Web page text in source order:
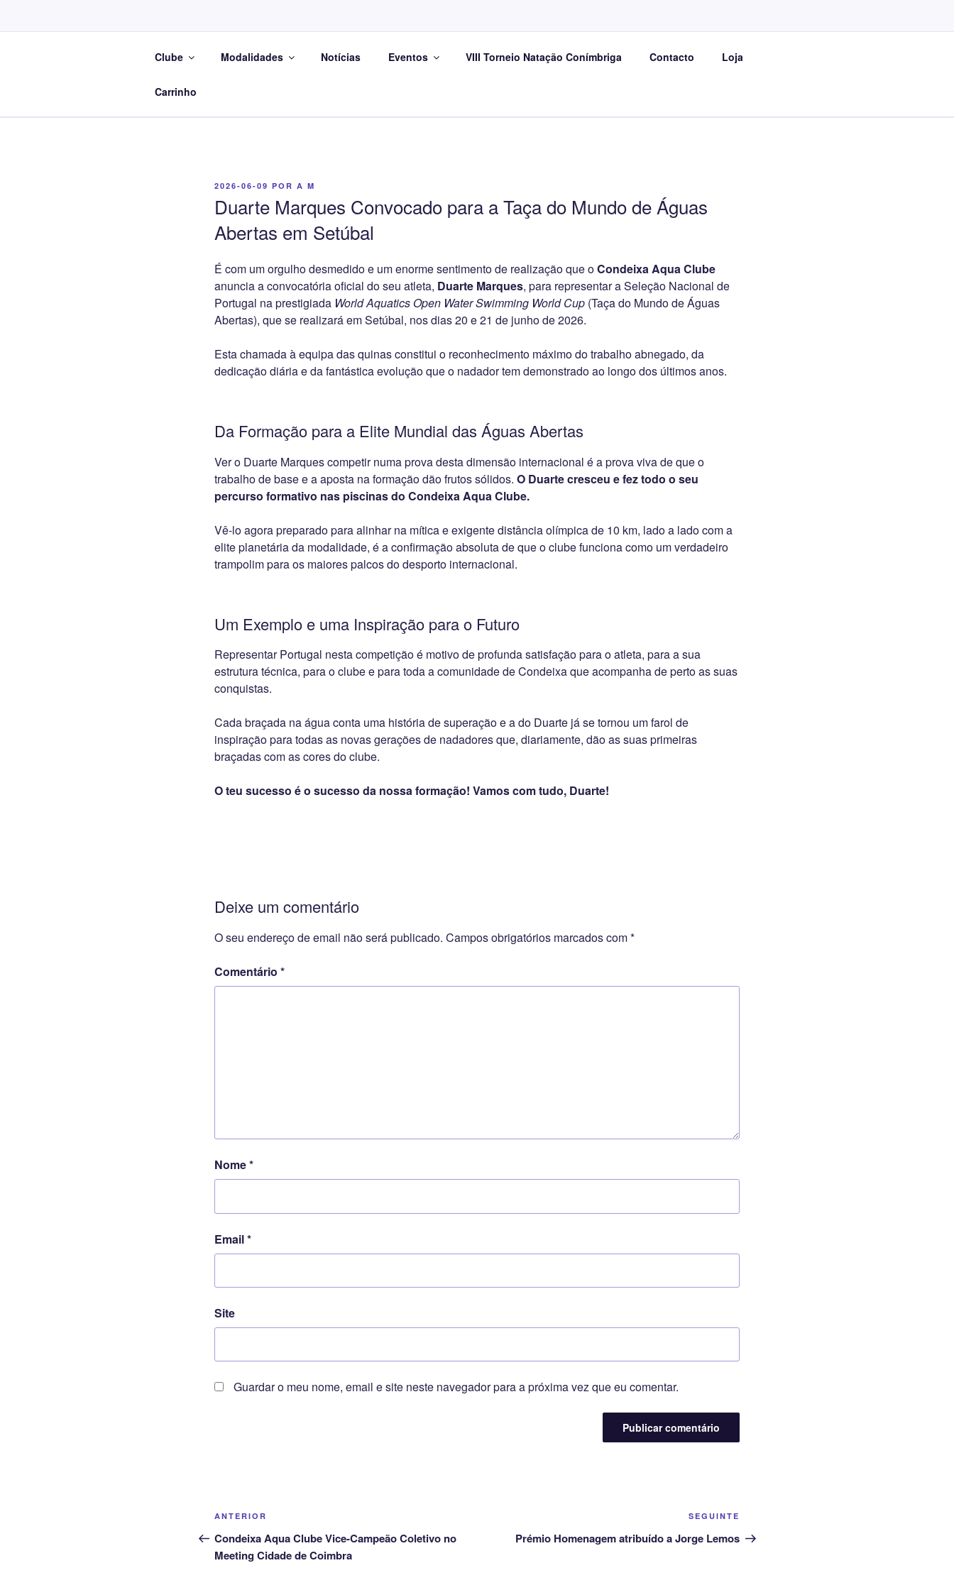
CONDEIXA AQUA CLUBE
Clube Modalidades Notícias Eventos VIII Torneio Natação Conímbriga Contacto Loja
Carrinho
PUBLICADO
2026-06-09 POR A M
Duarte Marques Convocado para a Taça do Mundo de Águas
Abertas em Setúbal
É com um orgulho desmedido e um enorme sentimento de realização que oCondeixa Aqua Clube
anuncia a convocatória oficial do seu atleta, Duarte Marques, para representar a Seleção Nacional de
Portugal na prestigiada World Aquatics Open Water Swimming World Cup (Taça do Mundo de Águas
Abertas), que se realizará em Setúbal, nos dias 20 e 21 de junho de 2026.
Esta chamada à equipa das quinas constitui o reconhecimento máximo do trabalho abnegado, da
dedicação diária e da fantástica evolução que o nadador tem demonstrado ao longo dos últimos anos.
Da Formação para a Elite Mundial das Águas Abertas
Ver o Duarte Marques competir numa prova desta dimensão internacional é a prova viva de que o
trabalho de base e a aposta na formação dão frutos sólidos. O Duarte cresceu e fez todo o seu
percurso formativo nas piscinas do Condeixa Aqua Clube.
Vê-lo agora preparado para alinhar na mítica e exigente distância olímpica de 10 km, lado a lado com a
elite planetária da modalidade, é a confirmação absoluta de que o clube funciona como um verdadeiro
trampolim para os maiores palcos do desporto internacional.
Um Exemplo e uma Inspiração para o Futuro
Representar Portugal nesta competição é motivo de profunda satisfação para o atleta, para a sua
estrutura técnica, para o clube e para toda a comunidade de Condeixa que acompanha de perto as suas
conquistas.
Cada braçada na água conta uma história de superação e a do Duarte já se tornou um farol de
inspiração para todas as novas gerações de nadadores que, diariamente, dão as suas primeiras
braçadas com as cores do clube.
O teu sucesso é o sucesso da nossa formação! Vamos com tudo, Duarte!
Deixe um comentário
O seu endereço de email não será publicado. Campos obrigatórios marcados com*
Comentário *
Nome*
Email*
Site
Guardar o meu nome, email e site neste navegador para a próxima vez que eu comentar.
Navegação
de
artigos
Conteúdo
anterior
ANTERIOR
Condeixa Aqua Clube Vice-Campeão Coletivo no
Meeting Cidade de Coimbra
seguinte
SEGUINTE
Prémio Homenagem atribuído a Jorge Lemos